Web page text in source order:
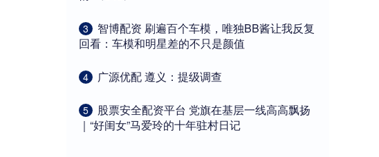
3
​智博配资 刷遍百个车模，唯独BB酱让我反复
回看：车模和明星差的不只是颜值
4 ​广源优配 遵义：提级调查
5
​股票安全配资平台 党旗在基层一线高高飘扬
｜“好闺女”马爱玲的十年驻村日记